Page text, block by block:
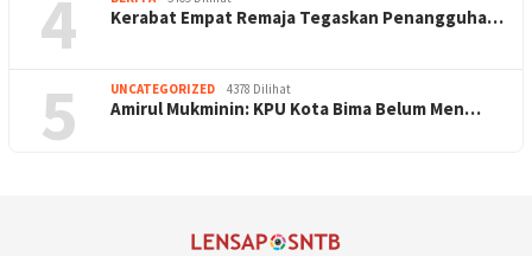
4 Kerabat Empat Remaja Tegaskan Penangguha…
5 UNCATEGORIZED 4378 Dilihat
Amirul Mukminin: KPU Kota Bima Belum Men…